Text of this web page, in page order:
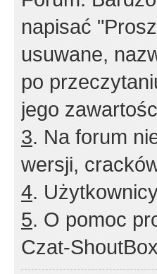
napisać
usuwane,
po
jego
3. Na forum
wersji,
4.
5. O pomoc
Czat-